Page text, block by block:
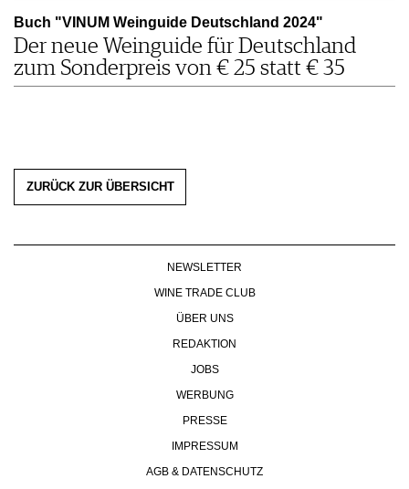
Buch "VINUM Weinguide Deutschland 2024"
Der neue Weinguide für Deutschland
zum Sonderpreis von € 25 statt € 35
ZURÜCK ZUR ÜBERSICHT
NEWSLETTER
WINE TRADE CLUB
ÜBER UNS
REDAKTION
JOBS
WERBUNG
PRESSE
IMPRESSUM
AGB & DATENSCHUTZ